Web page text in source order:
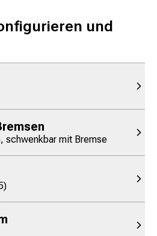
und
schwenkbar mit Bremse